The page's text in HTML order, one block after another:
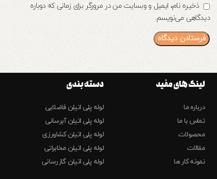
ذخیره نام، ایمیل و وبسایت من در مرورگر برای زمانی که دوباره
دیدگاهی می‌نویسم.
لینک های مفید
درباره ما
تماس با ما
محصولات
مقالات
نمونه کار ها
دسته بندی
لوله پلی اتیلن فاضلابی
لوله پلی اتیلن آبرسانی
لوله پلی اتیلن کشاورزی
لوله پلی اتیلن مخابراتی
لوله پلی اتیلن گازرسانی